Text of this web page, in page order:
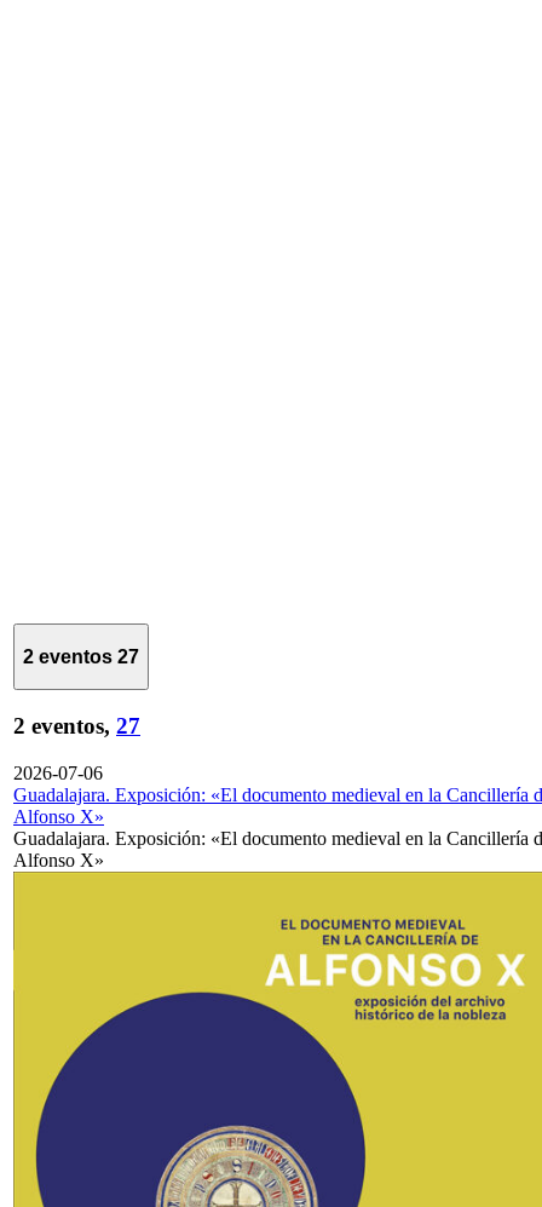
2 eventos 27
2 eventos, 27
2026-07-06
Guadalajara. Exposición: «El documento medieval en la Cancillería
Alfonso X»
Guadalajara. Exposición: «El documento medieval en la Cancillería
Alfonso X»